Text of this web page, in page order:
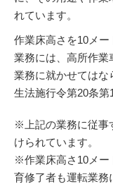
れています。
作業床高さを10メ
業務には、高所作業
業務に就かせてはな
生法施行令第20条第
※上記の業務に従事
けられています。
※作業床高さ10メー
育修了者も運転業務